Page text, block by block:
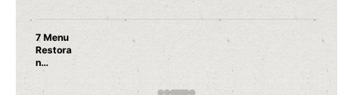
7 Menu
Restora
n
Jepang
yang